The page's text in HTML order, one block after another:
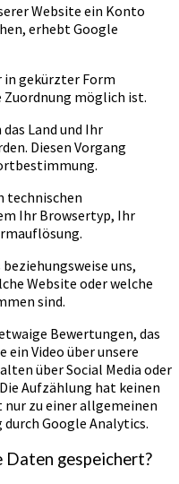
Website ein Konto
erhebt Google
in gekürzter Form
möglich ist.
Land und Ihr
Diesen Vorgang
technischen
Ihr Browsertyp, Ihr
uns,
Website oder welche
sind.
Bewertungen, das
ein Video über unsere
über Social Media oder
Aufzählung hat keinen
zu einer allgemeinen
Google Analytics.
Daten gespeichert?